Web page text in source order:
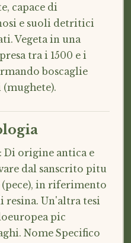
capace di
e suoli detritici
Vegeta in una
tra i 1500 e i
boscaglie
Di origine antica e
dal sanscrito pitu
in riferimento
resina. Un'altra tesi
pic
Nome Specifico